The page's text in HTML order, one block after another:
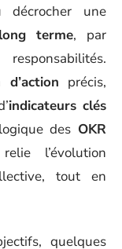
décrocher une
terme, par
d’action précis,
indicateurs clés
des OKR
l’évolution
tout en
quelques